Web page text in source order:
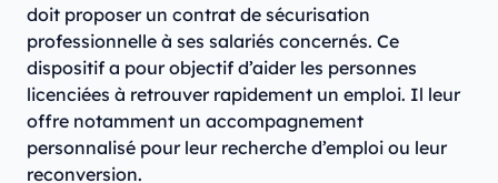
doit proposer un contrat de sécurisation
professionnelle à ses salariés concernés. Ce
dispositif a pour objectif d’aider les personnes
licenciées à retrouver rapidement un emploi. Il leur
offre notamment un accompagnement
personnalisé pour leur recherche d’emploi ou leur
reconversion.